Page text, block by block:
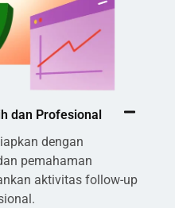
dan Profesional
dengan
pemahaman
aktivitas follow-up